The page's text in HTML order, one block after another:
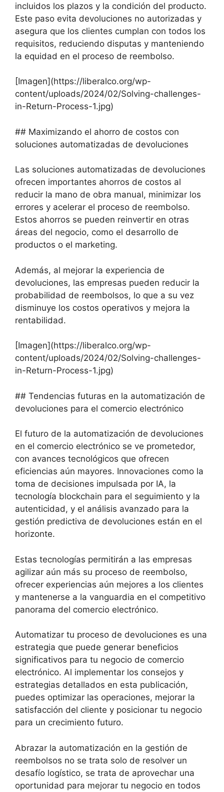
incluidos los plazos y la condición del producto.
Este paso evita devoluciones no autorizadas y
asegura que los clientes cumplan con todos los
requisitos, reduciendo disputas y manteniendo
la equidad en el proceso de reembolso.
[Imagen](https://liberalco.org/wp-
content/uploads/2024/02/Solving-challenges-
in-Return-Process-1.jpg)
## Maximizando el ahorro de costos con
soluciones automatizadas de devoluciones
Las soluciones automatizadas de devoluciones
ofrecen importantes ahorros de costos al
reducir la mano de obra manual, minimizar los
errores y acelerar el proceso de reembolso.
Estos ahorros se pueden reinvertir en otras
áreas del negocio, como el desarrollo de
productos o el marketing.
Además, al mejorar la experiencia de
devoluciones, las empresas pueden reducir la
probabilidad de reembolsos, lo que a su vez
disminuye los costos operativos y mejora la
rentabilidad.
[Imagen](https://liberalco.org/wp-
content/uploads/2024/02/Solving-challenges-
in-Return-Process-1.jpg)
## Tendencias futuras en la automatización de
devoluciones para el comercio electrónico
El futuro de la automatización de devoluciones
en el comercio electrónico se ve prometedor,
con avances tecnológicos que ofrecen
eficiencias aún mayores. Innovaciones como la
toma de decisiones impulsada por IA, la
tecnología blockchain para el seguimiento y la
autenticidad, y el análisis avanzado para la
gestión predictiva de devoluciones están en el
horizonte.
Estas tecnologías permitirán a las empresas
agilizar aún más su proceso de reembolso,
ofrecer experiencias aún mejores a los clientes
y mantenerse a la vanguardia en el competitivo
panorama del comercio electrónico.
Automatizar tu proceso de devoluciones es una
estrategia que puede generar beneficios
significativos para tu negocio de comercio
electrónico. Al implementar los consejos y
estrategias detallados en esta publicación,
puedes optimizar las operaciones, mejorar la
satisfacción del cliente y posicionar tu negocio
para un crecimiento futuro.
Abrazar la automatización en la gestión de
reembolsos no se trata solo de resolver un
desafío logístico, se trata de aprovechar una
oportunidad para mejorar tu negocio en todos